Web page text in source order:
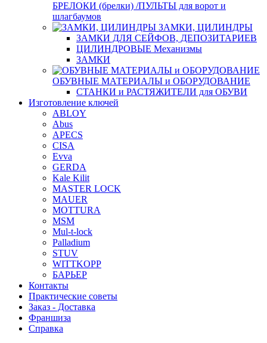
БРЕЛОКИ (брелки) /ПУЛЬТЫ для ворот и
шлагбаумов
ЗАМКИ, ЦИЛИНДРЫ
ЗАМКИ ДЛЯ СЕЙФОВ, ДЕПОЗИТАРИЕВ
ЦИЛИНДРОВЫЕ Механизмы
ЗАМКИ
ОБУВНЫЕ МАТЕРИАЛЫ и ОБОРУДОВАНИЕ
СТАНКИ и РАСТЯЖИТЕЛИ для ОБУВИ
Изготовление ключей
ABLOY
Abus
APECS
CISA
Evva
GERDA
Kale Kilit
MASTER LOCK
MAUER
MOTTURA
MSM
Mul-t-lock
Palladium
STUV
WITTKOPP
БАРЬЕР
Контакты
Практические советы
Заказ - Доставка
Франшиза
Справка